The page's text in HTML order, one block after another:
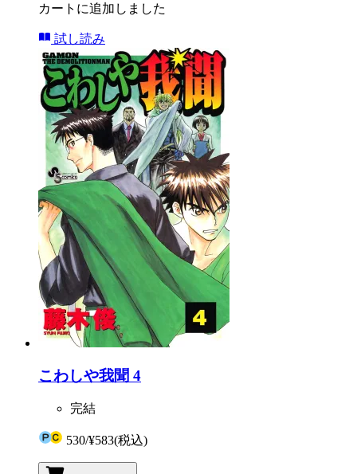
カートに追加しました
試し読み
こわしや我聞 4
完結
530/¥583(税込)